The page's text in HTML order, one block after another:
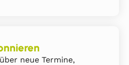
neue Termine,